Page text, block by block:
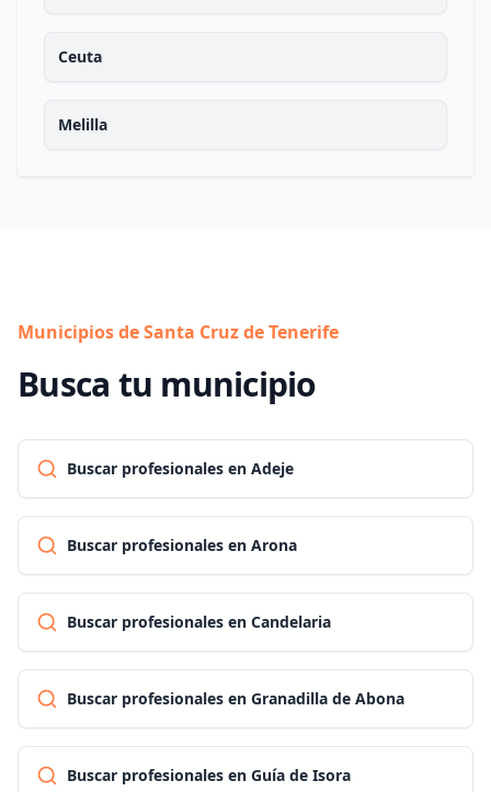
Ceuta
Melilla
Municipios de Santa Cruz de Tenerife
Busca tu municipio
Buscar profesionales en Adeje
Buscar profesionales en Arona
Buscar profesionales en Candelaria
Buscar profesionales en Granadilla de Abona
Buscar profesionales en Guía de Isora